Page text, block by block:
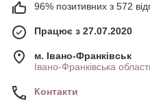
96% позитивних з 572
Працює з 27.07.2020
м. Івано-Франківськ
Івано-Франківська
Контакти